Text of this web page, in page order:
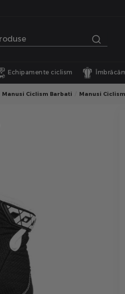
Echipamente ciclism
Manusi Ciclism Barbati Manusi